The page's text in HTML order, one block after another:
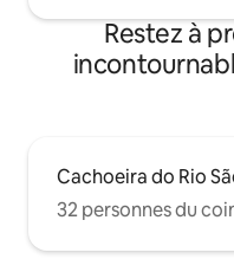
Restez à
Cachoeira do Rio
32 personnes du